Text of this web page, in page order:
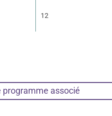
12
programme associé